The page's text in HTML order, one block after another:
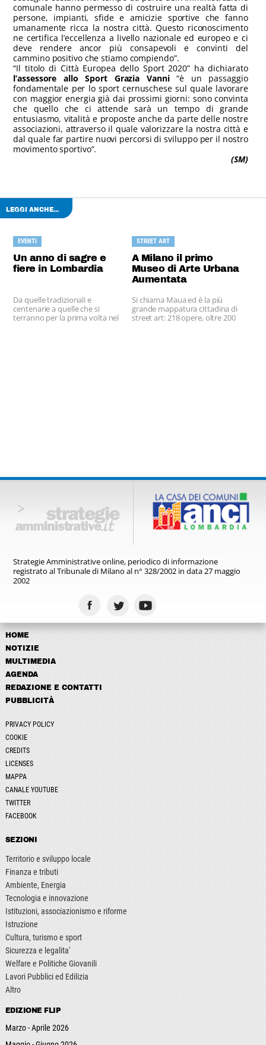
comunale hanno permesso di costruire una realtà fatta di
persone, impianti, sfide e amicizie sportive che fanno
umanamente ricca la nostra città. Questo riconoscimento
ne certifica l’eccellenza a livello nazionale ed europeo e ci
deve rendere ancor più consapevoli e convinti del
cammino positivo che stiamo compiendo”.
“Il titolo di Città Europea dello Sport 2020” ha dichiarato
l’assessore allo Sport Grazia Vanni“è un passaggio
fondamentale per lo sport cernuschese sul quale lavorare
con maggior energia già dai prossimi giorni: sono convinta
che quello che ci attende sarà un tempo di grande
entusiasmo, vitalità e proposte anche da parte delle nostre
associazioni, attraverso il quale valorizzare la nostra città e
dal quale far partire nuovi percorsi di sviluppo per il nostro
movimento sportivo”.
(SM)
LEGGI ANCHE...
EVENTI
Un anno di sagre e
fiere in Lombardia
Da quelle tradizionali e
centenarie a quelle che si
terranno per la prima volta nel
STREET ART
A Milano il primo
Museo di Arte Urbana
Aumentata
Si chiama Maua ed è la più
grande mappatura cittadina di
street art: 218 opere, oltre 200
Strategie Amministrative online, periodico di informazione
registratoal Tribunale di Milano al n° 328/2002 in data 27 maggio
2002
HOME
NOTIZIE
MULTIMEDIA
AGENDA
REDAZIONE E CONTATTI
PUBBLICITÀ
PRIVACY POLICY
COOKIE
CREDITS
LICENSES
MAPPA
CANALE YOUTUBE
TWITTER
FACEBOOK
SEZIONI
Territorio e sviluppo locale
Finanza e tributi
Ambiente, Energia
Tecnologia e innovazione
Istituzioni, associazionismo e riforme
Istruzione
Cultura, turismo e sport
Sicurezza e legalita'
Welfare e Politiche Giovanili
Lavori Pubblici ed Edilizia
Altro
EDIZIONE FLIP
Marzo - Aprile 2026